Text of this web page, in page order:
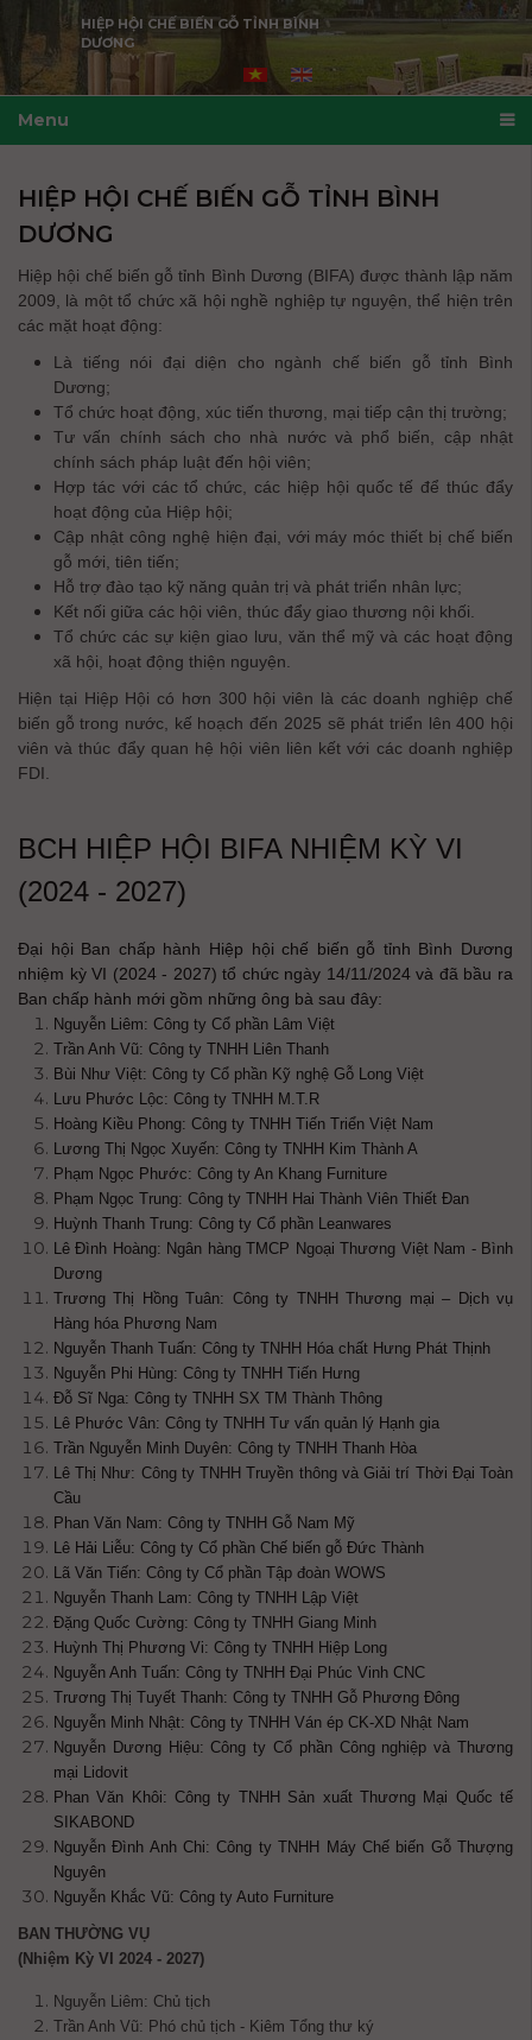
HIỆP HỘI CHẾ BIẾN GỖ TỈNH BÌNH
DƯƠNG
Menu
HIỆP HỘI CHẾ BIẾN GỖ TỈNH BÌNH
DƯƠNG
Hiệp hội chế biến gỗ tỉnh Bình Dương (BIFA) được thành lập năm
2009, là một tổ chức xã hội nghề nghiệp tự nguyện, thể hiện trên
các mặt hoạt động:
Là tiếng nói đại diện cho ngành chế biến gỗ tỉnh Bình
Dương;
Tổ chức hoạt động, xúc tiến thương, mại tiếp cận thị trường;
Tư vấn chính sách cho nhà nước và phổ biến, cập nhật
chính sách pháp luật đến hội viên;
Hợp tác với các tổ chức, các hiệp hội quốc tế để thúc đẩy
hoạt động của Hiệp hội;
Cập nhật công nghệ hiện đại, với máy móc thiết bị chế biến
gỗ mới, tiên tiến;
Hỗ trợ đào tạo kỹ năng quản trị và phát triển nhân lực;
Kết nối giữa các hội viên, thúc đẩy giao thương nội khối.
Tổ chức các sự kiện giao lưu, văn thể mỹ và các hoạt động
xã hội, hoạt động thiện nguyện.
Hiện tại Hiệp Hội có hơn 300 hội viên là các doanh nghiệp chế
biến gỗ trong nước, kế hoạch đến 2025 sẽ phát triển lên 400 hội
viên và thúc đẩy quan hệ hội viên liên kết với các doanh nghiệp
FDI.
BCH HIỆP HỘI BIFA NHIỆM KỲ VI
(2024 - 2027)
Đại hội Ban chấp hành Hiệp hội chế biến gỗ tỉnh Bình Dương
nhiệm kỳ VI (2024 - 2027) tổ chức ngày 14/11/2024 và đã bầu ra
Ban chấp hành mới gồm những ông bà sau đây:
Nguyễn Liêm: Công ty Cổ phần Lâm Việt
Trần Anh Vũ: Công ty TNHH Liên Thanh
Bùi Như Việt: Công ty Cổ phần Kỹ nghệ Gỗ Long Việt
Lưu Phước Lộc: Công ty TNHH M.T.R
Hoàng Kiều Phong: Công ty TNHH Tiến Triển Việt Nam
Lương Thị Ngọc Xuyến: Công ty TNHH Kim Thành A
Phạm Ngọc Phước: Công ty An Khang Furniture
Phạm Ngọc Trung: Công ty TNHH Hai Thành Viên Thiết Đan
Huỳnh Thanh Trung: Công ty Cổ phần Leanwares
Lê Đình Hoàng: Ngân hàng TMCP Ngoại Thương Việt Nam - Bình
Dương
Trương Thị Hồng Tuân: Công ty TNHH Thương mại – Dịch vụ
Hàng hóa Phương Nam
Nguyễn Thanh Tuấn: Công ty TNHH Hóa chất Hưng Phát Thịnh
Nguyễn Phi Hùng: Công ty TNHH Tiến Hưng
Đỗ Sĩ Nga: Công ty TNHH SX TM Thành Thông
Lê Phước Vân: Công ty TNHH Tư vấn quản lý Hạnh gia
Trần Nguyễn Minh Duyên: Công ty TNHH Thanh Hòa
Lê Thị Như: Công ty TNHH Truyền thông và Giải trí Thời Đại Toàn
Cầu
Phan Văn Nam: Công ty TNHH Gỗ Nam Mỹ
Lê Hải Liễu: Công ty Cổ phần Chế biến gỗ Đức Thành
Lã Văn Tiến: Công ty Cổ phần Tập đoàn WOWS
Nguyễn Thanh Lam: Công ty TNHH Lập Việt
Đặng Quốc Cường: Công ty TNHH Giang Minh
Huỳnh Thị Phương Vi: Công ty TNHH Hiệp Long
Nguyễn Anh Tuấn: Công ty TNHH Đại Phúc Vinh CNC
Trương Thị Tuyết Thanh: Công ty TNHH Gỗ Phương Đông
Nguyễn Minh Nhật: Công ty TNHH Ván ép CK-XD Nhật Nam
Nguyễn Dương Hiệu: Công ty Cổ phần Công nghiệp và Thương
mại Lidovit
Phan Văn Khôi: Công ty TNHH Sản xuất Thương Mại Quốc tế
SIKABOND
Nguyễn Đình Anh Chi: Công ty TNHH Máy Chế biến Gỗ Thượng
Nguyên
Nguyễn Khắc Vũ: Công ty Auto Furniture
BAN THƯỜNG VỤ
(Nhiệm Kỳ VI 2024 - 2027)
Nguyễn Liêm: Chủ tịch
Trần Anh Vũ: Phó chủ tịch - Kiêm Tổng thư ký